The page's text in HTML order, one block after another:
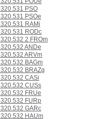
320.531 PSO
320.531 PSOe
320.531 RAMi
320.531 RODc
320.532 2 FROm
320.532 ANDe
320.532 ARVm
320.532 BAGm
320.532 BRAZg
320.532 CASi
320.532 CUSs
320.532 FRUe
320.532 FURp
320.532 GARc
320.532 HAUm